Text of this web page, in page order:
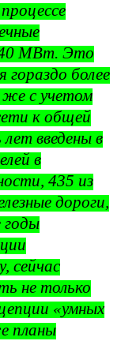
МВт. Это
гораздо более
с учетом
к общей
введены в
в
435 из
дороги,
годы
сейчас
не только
«умных
планы